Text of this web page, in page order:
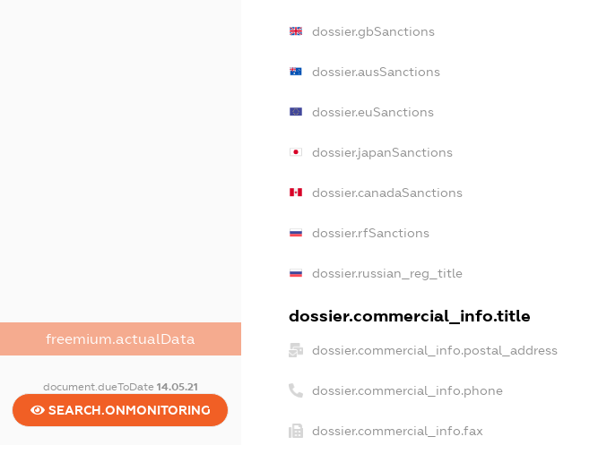
freemium.actualData
document.dueToDate 14.05.21
SEARCH.ONMONITORING
dossier.gbSanctions
dossier.ausSanctions
dossier.euSanctions
dossier.japanSanctions
dossier.canadaSanctions
dossier.rfSanctions
dossier.russian_reg_title
dossier.commercial_info.title
dossier.commercial_info.postal_address
dossier.commercial_info.phone
dossier.commercial_info.fax